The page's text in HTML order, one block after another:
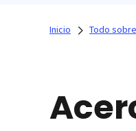
Inicio Todo